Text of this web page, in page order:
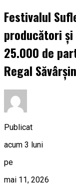
Festivalul
producători
25.000 de
Regal Săvârșin
Publicat
acum 3 luni
pe
mai 11, 2026